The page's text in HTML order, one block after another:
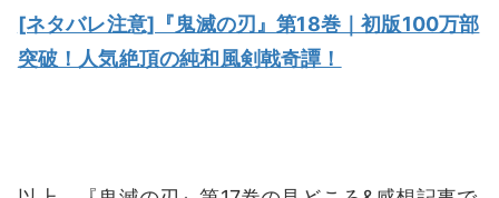
[ネタバレ注意]『鬼滅の刃』第18巻｜初版100万部
突破！人気絶頂の純和風剣戟奇譚！